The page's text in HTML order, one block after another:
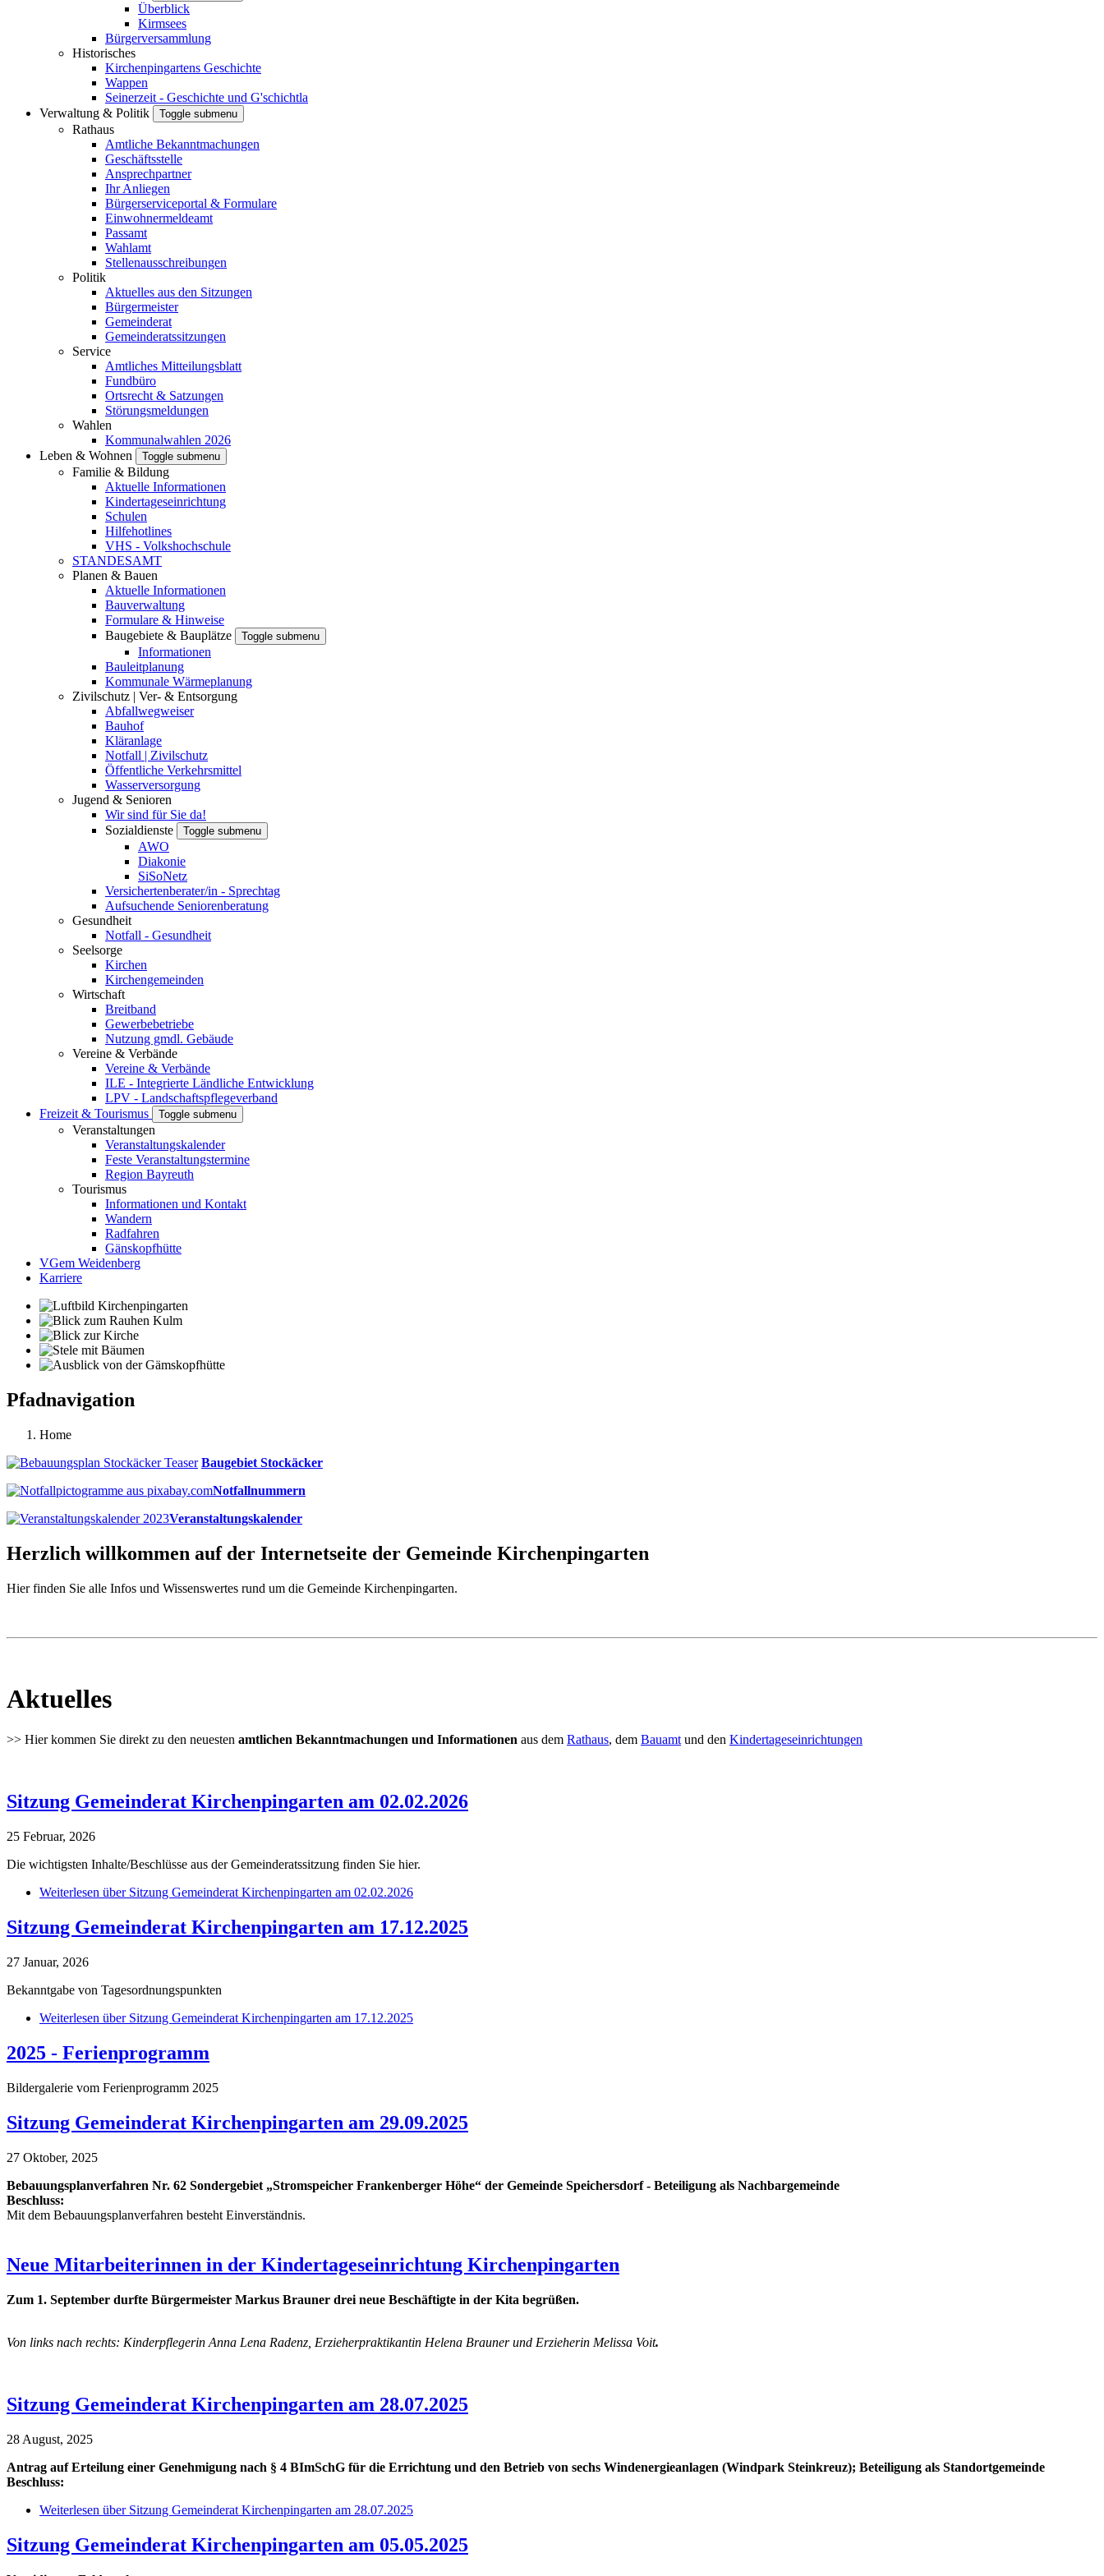
Überblick
Kirmsees
Bürgerversammlung
Historisches
Kirchenpingartens Geschichte
Wappen
Seinerzeit - Geschichte und G'schichtla
Verwaltung & Politik
Toggle submenu
Rathaus
Amtliche Bekanntmachungen
Geschäftsstelle
Ansprechpartner
Ihr Anliegen
Bürgerserviceportal & Formulare
Einwohnermeldeamt
Passamt
Wahlamt
Stellenausschreibungen
Politik
Aktuelles aus den Sitzungen
Bürgermeister
Gemeinderat
Gemeinderatssitzungen
Service
Amtliches Mitteilungsblatt
Fundbüro
Ortsrecht & Satzungen
Störungsmeldungen
Wahlen
Kommunalwahlen 2026
Leben & Wohnen
Toggle submenu
Familie & Bildung
Aktuelle Informationen
Kindertageseinrichtung
Schulen
Hilfehotlines
VHS - Volkshochschule
STANDESAMT
Planen & Bauen
Aktuelle Informationen
Bauverwaltung
Formulare & Hinweise
Baugebiete & Bauplätze
Toggle submenu
Informationen
Bauleitplanung
Kommunale Wärmeplanung
Zivilschutz | Ver- & Entsorgung
Abfallwegweiser
Bauhof
Kläranlage
Notfall | Zivilschutz
Öffentliche Verkehrsmittel
Wasserversorgung
Jugend & Senioren
Wir sind für Sie da!
Sozialdienste
Toggle submenu
AWO
Diakonie
SiSoNetz
Versichertenberater/in - Sprechtag
Aufsuchende Seniorenberatung
Gesundheit
Notfall - Gesundheit
Seelsorge
Kirchen
Kirchengemeinden
Wirtschaft
Breitband
Gewerbebetriebe
Nutzung gmdl. Gebäude
Vereine & Verbände
Vereine & Verbände
ILE - Integrierte Ländliche Entwicklung
LPV - Landschaftspflegeverband
Freizeit & Tourismus
Toggle submenu
Veranstaltungen
Veranstaltungskalender
Feste Veranstaltungstermine
Region Bayreuth
Tourismus
Informationen und Kontakt
Wandern
Radfahren
Gänskopfhütte
VGem Weidenberg
Karriere
Pfadnavigation
Home
Baugebiet Stockäcker
Notfallnummern
Veranstaltungskalender
Herzlich willkommen auf der Internetseite der Gemeinde Kirchenpingarten
Hier finden Sie alle Infos und Wissenswertes rund um die Gemeinde Kirchenpingarten.
Aktuelles
>> Hier kommen Sie direkt zu den neuesten amtlichen Bekanntmachungen und Informationen aus dem Rathaus, dem Bauamt und den Kindertageseinrichtungen
Sitzung Gemeinderat Kirchenpingarten am 02.02.2026
25 Februar, 2026
Die wichtigsten Inhalte/Beschlüsse aus der Gemeinderatssitzung finden Sie hier.
Weiterlesen über Sitzung Gemeinderat Kirchenpingarten am 02.02.2026
Sitzung Gemeinderat Kirchenpingarten am 17.12.2025
27 Januar, 2026
Bekanntgabe von Tagesordnungspunkten
Weiterlesen über Sitzung Gemeinderat Kirchenpingarten am 17.12.2025
2025 - Ferienprogramm
Bildergalerie vom Ferienprogramm 2025
Sitzung Gemeinderat Kirchenpingarten am 29.09.2025
27 Oktober, 2025
Bebauungsplanverfahren Nr. 62 Sondergebiet „Stromspeicher Frankenberger Höhe“ der Gemeinde Speichersdorf - Beteiligung als Nachbargemeinde
Beschluss:
Mit dem Bebauungsplanverfahren besteht Einverständnis.
Neue Mitarbeiterinnen in der Kindertageseinrichtung Kirchenpingarten
Zum 1. September durfte Bürgermeister Markus Brauner drei neue Beschäftigte in der Kita begrüßen.
Von links nach rechts: Kinderpflegerin Anna Lena Radenz, Erzieherpraktikantin Helena Brauner und Erzieherin Melissa Voit.
Sitzung Gemeinderat Kirchenpingarten am 28.07.2025
28 August, 2025
Antrag auf Erteilung einer Genehmigung nach § 4 BImSchG für die Errichtung und den Betrieb von sechs Windenergieanlagen (Windpark Steinkreuz); Beteiligung als Standortgemeinde
Beschluss:
Weiterlesen über Sitzung Gemeinderat Kirchenpingarten am 28.07.2025
Sitzung Gemeinderat Kirchenpingarten am 05.05.2025